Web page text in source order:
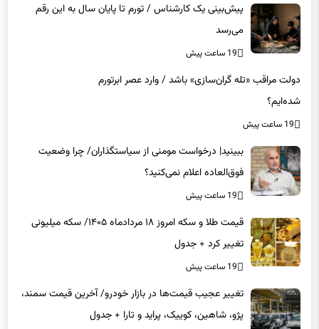
می‌رسد
19 ساعت پیش
دولت مراقب «تله گران‌سازی» باشد / وارد عصر ابرتورم
شده‌ایم؟
19 ساعت پیش
ببینید| درخواست مومنی از سیاستگذاران/ چرا وضعیت
فوق‌العاده اعلام نمی‌کنید؟
19 ساعت پیش
تغییر کرد + جدول
19 ساعت پیش
تغییر عجیب قیمت‌ها در بازار خودرو/ آخرین قیمت سمند،
پژو، شاهین، کوییک، پراید و تارا + جدول
19 ساعت پیش